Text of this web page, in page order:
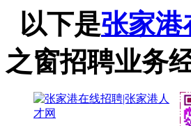
以下是张家港
之窗招聘业务